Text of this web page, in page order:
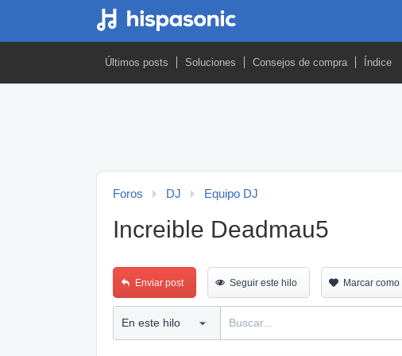
Últimos posts Soluciones Consejos de compra Índice
Foros DJ Equipo DJ
Increible Deadmau5
Enviar post Seguir este hilo Marcar